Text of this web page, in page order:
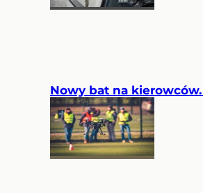
Nowy bat na kierowców.